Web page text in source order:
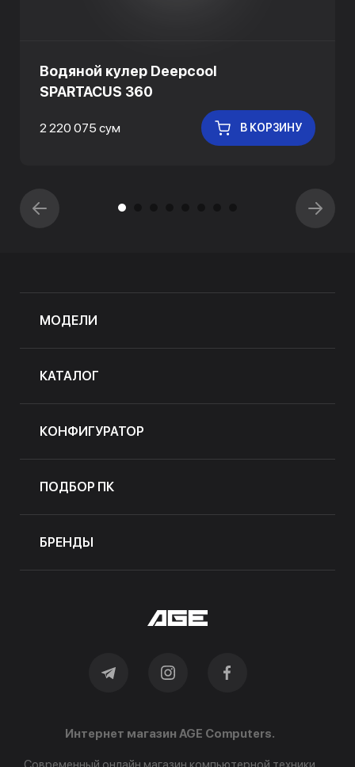
Водяной кулер Deepcool
SPARTACUS 360
2 220 075 сум В КОРЗИНУ
МОДЕЛИ
КАТАЛОГ
КОНФИГУРАТОР
ПОДБОР ПК
БРЕНДЫ
Интернет магазин AGE Computers.